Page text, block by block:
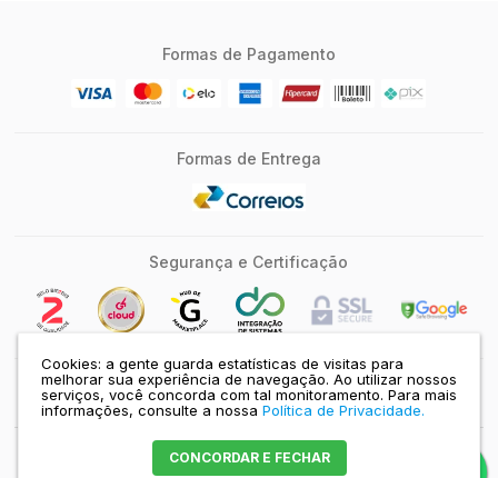
Cookies: a gente guarda estatísticas de visitas para
melhorar sua experiência de navegação. Ao utilizar nossos
serviços, você concorda com tal monitoramento. Para mais
informações, consulte a nossa Política de Privacidade.
CONCORDAR E FECHAR
Formas de Pagamento
Formas de Entrega
Segurança e Certificação
SILICONTECH | MJ COMERCIO E SERVICOS DE INFORMATICA E LTDA -
CNPJ: 10.285.063/0001-95 |Mapa do site